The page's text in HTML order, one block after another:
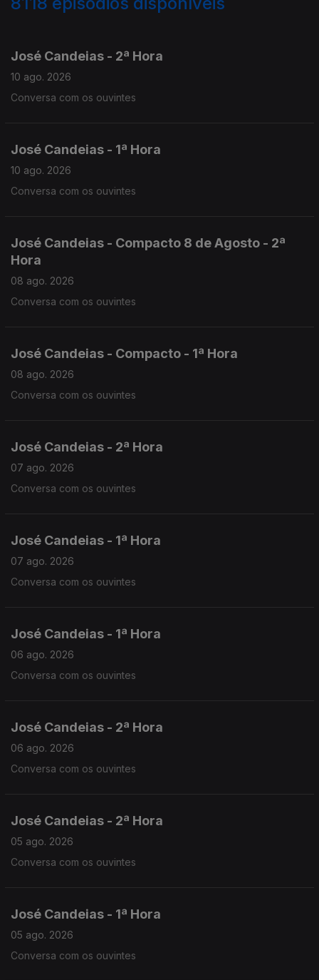
José Candeias - 2ª Hora
10 ago. 2026
Conversa com os ouvintes
José Candeias - 1ª Hora
10 ago. 2026
Conversa com os ouvintes
José Candeias - Compacto 8 de Agosto - 2ª
Hora
08 ago. 2026
Conversa com os ouvintes
José Candeias - Compacto - 1ª Hora
08 ago. 2026
Conversa com os ouvintes
José Candeias - 2ª Hora
07 ago. 2026
Conversa com os ouvintes
José Candeias - 1ª Hora
07 ago. 2026
Conversa com os ouvintes
José Candeias - 1ª Hora
06 ago. 2026
Conversa com os ouvintes
José Candeias - 2ª Hora
06 ago. 2026
Conversa com os ouvintes
José Candeias - 2ª Hora
05 ago. 2026
Conversa com os ouvintes
José Candeias - 1ª Hora
05 ago. 2026
Conversa com os ouvintes